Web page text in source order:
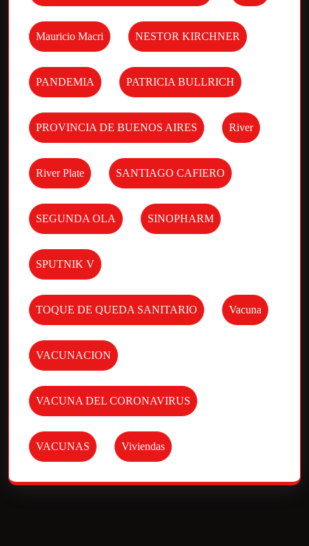
Mauricio Macri NESTOR KIRCHNER
PANDEMIA PATRICIA BULLRICH
PROVINCIA DE BUENOS AIRES River
River Plate SANTIAGO CAFIERO
SEGUNDA OLA SINOPHARM
SPUTNIK V
TOQUE DE QUEDA SANITARIO Vacuna
VACUNACION
VACUNA DEL CORONAVIRUS
VACUNAS Viviendas